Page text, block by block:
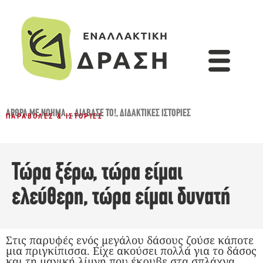
ΆΡΘΡΑ ΜΕ ΝΌΗΜΑ...,ΔΙΆΒΑΣΈ ΤΟ!,ΔΙΔΑΚΤΙΚΈΣ ΙΣΤΟΡΊΕΣ
ΠΑΡΑΒΟΛΈΣ & ΙΣΤΟΡΊΕΣ
Τώρα ξέρω, τώρα είμαι
ελεύθερη, τώρα είμαι δυνατή
Στις παρυφές ενός μεγάλου δάσους ζούσε κάποτε
μια πριγκίπισσα. Είχε ακούσει πολλά για το δάσος